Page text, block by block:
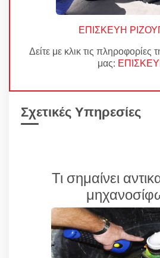
ΕΠΙΣΚΕΥΗ
Δείτε με κλικ τις πληροφορίες
μας:
Σχετικές Υπηρεσίες
Τι σημαίνει